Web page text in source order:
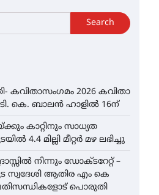
Search
കവിതാസംഗമം 2026 കവിതാ
ടി. കെ. ബാലൻ ഹാളിൽ 16ന്
കാറ്റിനും സാധ്യത
4.4 മില്ലി മീറ്റർ മഴ ലഭിച്ചു
നിന്നും ഡോക്ടറേറ്റ് –
സ്വദേശി ആതിര എം കെ
പൊരുതി